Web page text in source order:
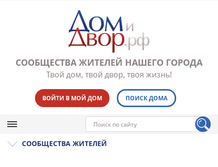
СООБЩЕСТВА ЖИТЕЛЕЙ НАШЕГО ГОРОДА
Твой дом, твой двор, твоя жизнь!
ВОЙТИ В МОЙ ДОМ ПОИСК ДОМА
СООБЩЕСТВА ЖИТЕЛЕЙ